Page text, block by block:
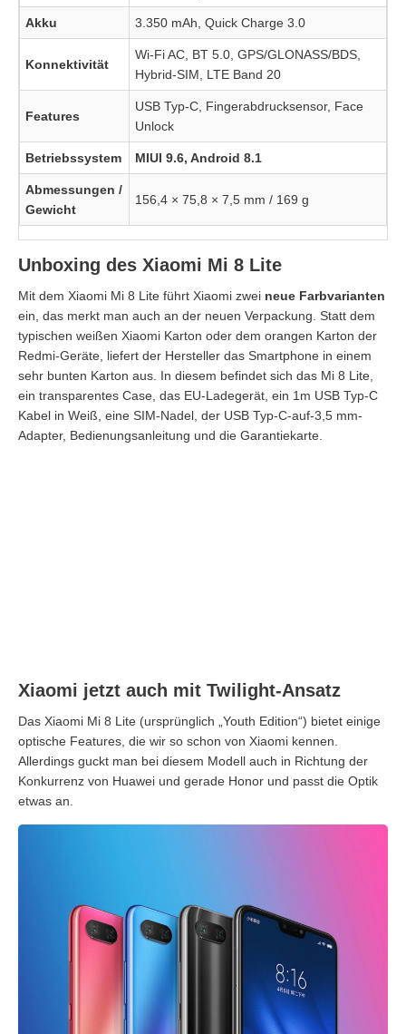
Akku 3.350 mAh, Quick Charge 3.0
Konnektivität
Wi-Fi AC, BT 5.0, GPS/GLONASS/BDS,
Hybrid-SIM, LTE Band 20
Features
USB Typ-C, Fingerabdrucksensor, Face
Unlock
Betriebssystem MIUI 9.6, Android 8.1
Abmessungen /
Gewicht
156,4 × 75,8 × 7,5 mm / 169 g
Unboxing des Xiaomi Mi 8 Lite
Mit dem Xiaomi Mi 8 Lite führt Xiaomi zwei neue Farbvarianten
ein, das merkt man auch an der neuen Verpackung. Statt dem
typischen weißen Xiaomi Karton oder dem orangen Karton der
Redmi-Geräte, liefert der Hersteller das Smartphone in einem
sehr bunten Karton aus. In diesem befindet sich das Mi 8 Lite,
ein transparentes Case, das EU-Ladegerät, ein 1m USB Typ-C
Kabel in Weiß, eine SIM-Nadel, der USB Typ-C-auf-3,5 mm-
Adapter, Bedienungsanleitung und die Garantiekarte.
Xiaomi jetzt auch mit Twilight-Ansatz
Das Xiaomi Mi 8 Lite (ursprünglich „Youth Edition“) bietet einige
optische Features, die wir so schon von Xiaomi kennen.
Allerdings guckt man bei diesem Modell auch in Richtung der
Konkurrenz von Huawei und gerade Honor und passt die Optik
etwas an.